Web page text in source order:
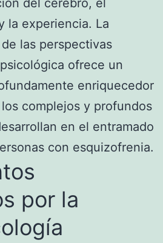
la experiencia. La
las perspectivas
ofrece un
enriquecedor
complejos y profundos
en el entramado
con esquizofrenia.
por la